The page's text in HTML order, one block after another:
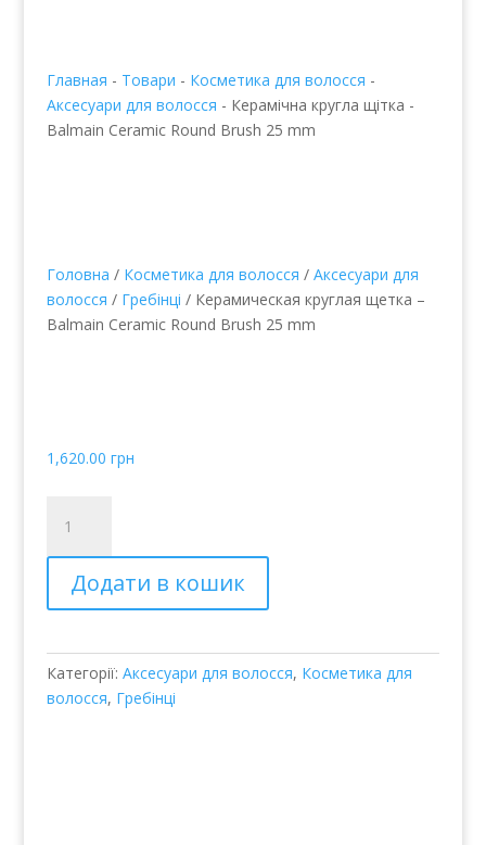
Главная - Товари - Косметика для волосся -
Аксесуари для волосся - Керамічна кругла щітка -
Balmain Ceramic Round Brush 25 mm
Головна / Косметика для волосся / Аксесуари для
волосся / Гребінці / Керамическая круглая щетка –
Balmain Ceramic Round Brush 25 mm
1,620.00 грн
круглая
щетка
Balmain
Round
Brush
25
Додати в кошик
Категорії: Аксесуари для волосся, Косметика для
волосся, Гребінці